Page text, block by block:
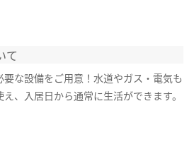
て
要な設備をご用意！水道やガス・電気も
え、入居日から通常に生活ができます。